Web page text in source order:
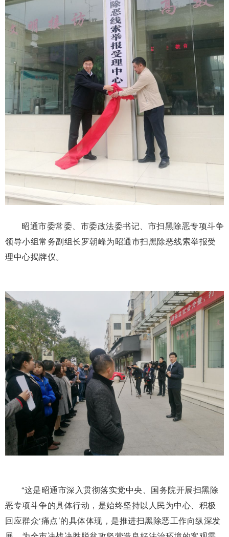
昭通市委常委、市委政法委书记、市扫黑除恶专项斗争
领导小组常务副组长罗朝峰为昭通市扫黑除恶线索举报受
理中心揭牌仪。
“这是昭通市深入贯彻落实党中央、国务院开展扫黑除
恶专项斗争的具体行动，是始终坚持以人民为中心、积极
回应群众‘痛点’的具体体现，是推进扫黑除恶工作向纵深发